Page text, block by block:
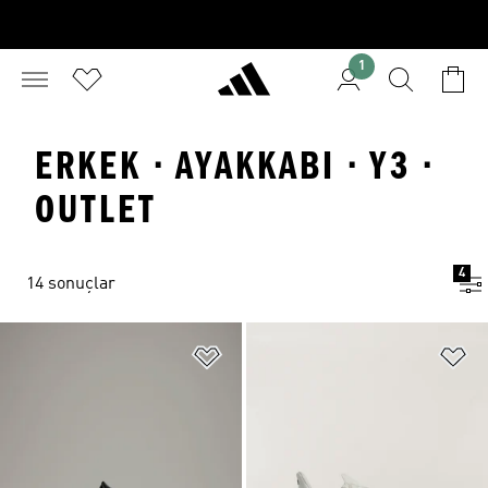
1
ERKEK · AYAKKABI · Y3 ·
OUTLET
14 sonuçlar
4